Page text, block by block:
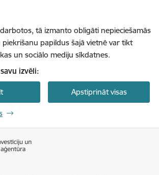
tā izmanto obligāti nepieciešamās
piekrišanu papildus šajā vietnē var tikt
un sociālo mediju sīkdatnes.
izvēli:
Apstiprināt visas